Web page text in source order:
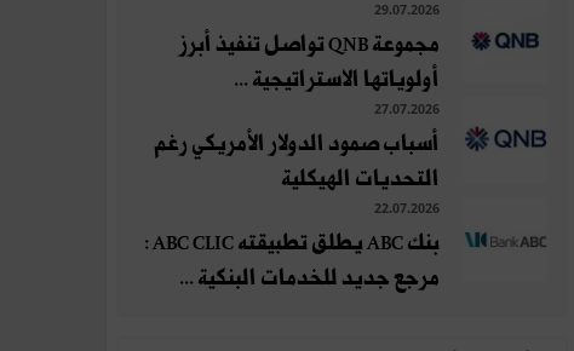
29.07.2026
مجموعة QNB تواصل تنفيذ أبرز
أولوياتها الاستراتيجية ...
27.07.2026
أسباب صمود الدولار الأمريكي رغم
التحديات الهيكلية
22.07.2026
بنك ABC يطلق تطبيقته ABC CLIC :
مرجع جديد للخدمات البنكية ...